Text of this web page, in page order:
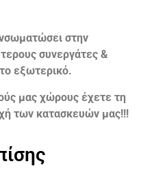
στην
συνεργάτες &
εξωτερικό.
μας χώρους έχετε τη
των κατασκευών μας!!!